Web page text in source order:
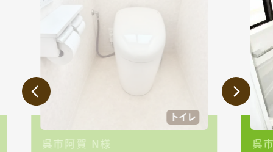
レ 洗面台/洗面所
呉市吉浦 Ｏ様